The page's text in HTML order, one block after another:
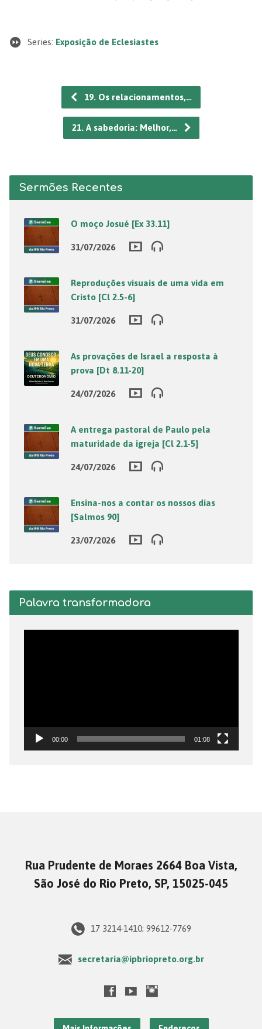
Series: Exposição de Eclesiastes
19. Os relacionamentos,…
21. A sabedoria: Melhor,…
Sermões Recentes
O moço Josué [Ex 33.11]
31/07/2026
Reproduções visuais de uma vida em
Cristo [Cl 2.5-6]
31/07/2026
As provações de Israel a resposta à
prova [Dt 8.11-20]
24/07/2026
A entrega pastoral de Paulo pela
maturidade da igreja [Cl 2.1-5]
24/07/2026
Ensina-nos a contar os nossos dias
[Salmos 90]
23/07/2026
Palavra transformadora
00:00 01:08
Rua Prudente de Moraes 2664 Boa Vista,
São José do Rio Preto, SP, 15025-045
17 3214-1410; 99612-7769
secretaria@ipbriopreto.org.br